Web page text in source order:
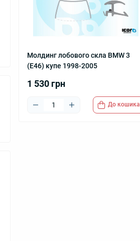
Молдинг лобового скла BMW 3
(E46) купе 1998-2005
1 530 грн
До кошика